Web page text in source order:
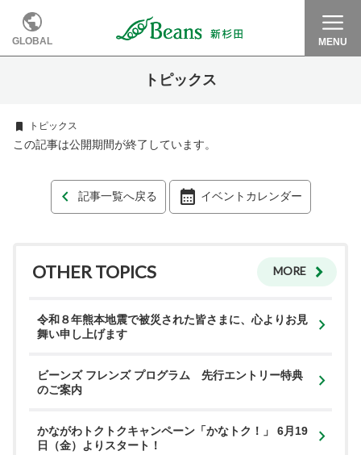
GLOBAL MENU
トピックス
トピックス
この記事は公開期間が終了しています。
記事一覧へ戻る イベントカレンダー
OTHER TOPICS MORE
令和８年熊本地震で被災された皆さまに、心よりお見
舞い申し上げます
ビーンズ フレンズ プログラム 先行エントリー特典
のご案内
かながわトクトクキャンペーン「かなトク！」 6月19
日（金）よりスタート！